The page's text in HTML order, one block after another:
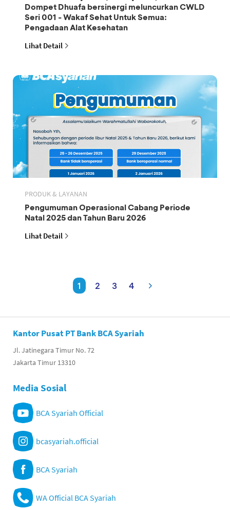
Dompet Dhuafa bersinergi meluncurkan CWLD
Seri 001 - Wakaf Sehat Untuk Semua:
Pengadaan Alat Kesehatan
Lihat Detail
PRODUK & LAYANAN
Pengumuman Operasional Cabang Periode
Natal 2025 dan Tahun Baru 2026
Lihat Detail
1 2 3 4
Kantor Pusat PT Bank BCA Syariah
Jl. Jatinegara Timur No. 72
Jakarta Timur 13310
Media Sosial
BCA Syariah Official
bcasyariah.official
BCA Syariah
WA Official BCA Syariah